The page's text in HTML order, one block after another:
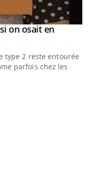
on osait en
type 2 reste entourée
parfois chez les